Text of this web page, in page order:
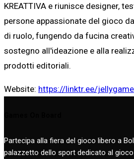
KREATTIVA e riunisce designer,
persone appassionate del gioco
di ruolo, fungendo da fucina
sostegno all'ideazione e alla
prodotti editoriali.
Website: https://linktr.ee/
Partecipa alla fiera del gioco libero a
palazzetto dello sport dedicato al